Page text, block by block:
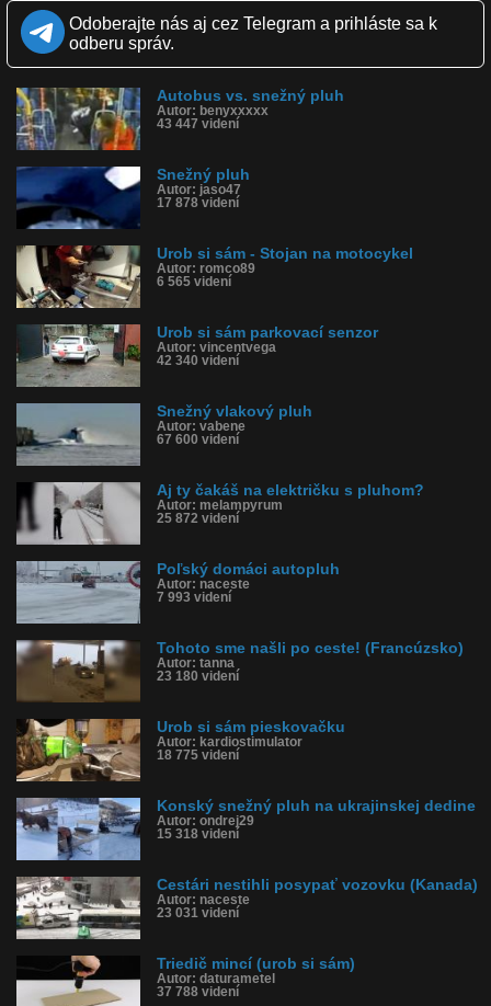
Kvalita:
Zverejnené: 16.2.2016 14:20
Páči sa: 29% (7 hlasov)
Dľžka: 2:34
Kategória: auto-moto
Tagy: snežný pluh, radlica, sneh, auto, urob si sám, diy
História sledovanosti videa:
Odoberajte nás aj cez Telegram a prihláste sa k
odberu správ.
Autobus vs. snežný pluh
Autor: benyxxxxx
43 447 videní
Snežný pluh
Autor: jaso47
17 878 videní
Urob si sám - Stojan na motocykel
Autor: romco89
6 565 videní
Urob si sám parkovací senzor
Autor: vincentvega
42 340 videní
Snežný vlakový pluh
Autor: vabene
67 600 videní
Aj ty čakáš na električku s pluhom?
Autor: melampyrum
25 872 videní
Poľský domáci autopluh
Autor: naceste
7 993 videní
Tohoto sme našli po ceste! (Francúzsko)
Autor: tanna
23 180 videní
Urob si sám pieskovačku
Autor: kardiostimulator
18 775 videní
Konský snežný pluh na ukrajinskej dedine
Autor: ondrej29
15 318 videní
Cestári nestihli posypať vozovku (Kanada)
Autor: naceste
23 031 videní
Triedič mincí (urob si sám)
Autor: daturametel
37 788 videní